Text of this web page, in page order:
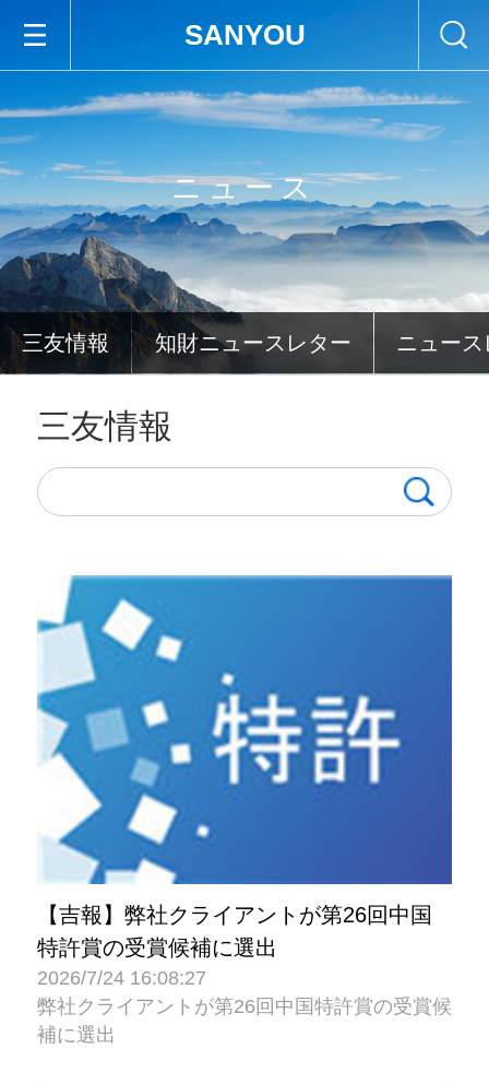
SANYOU
ニュース
三友情報 知財ニュースレター ニュー
三友情報
【吉報】弊社クライアントが第26回中国
特許賞の受賞候補に選出
2026/7/24 16:08:27
弊社クライアントが第26回中国特許賞の受賞候
補に選出